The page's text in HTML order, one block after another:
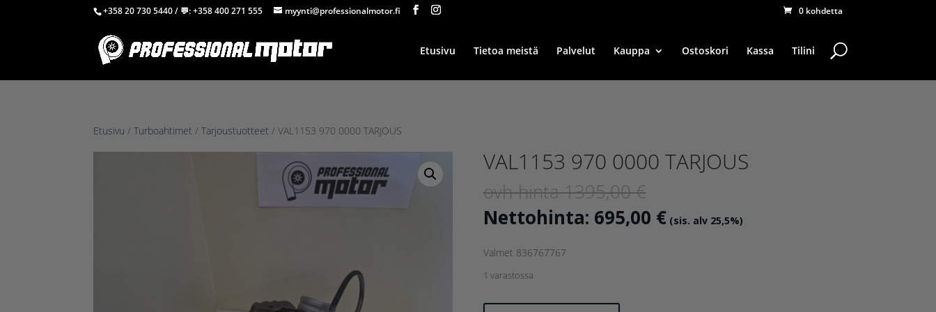
+358 20 730 5440/ 💬:+358 400 271 555 myynti@professionalmotor.fi 0 kohdetta
Etusivu Tietoa meistä Palvelut Kauppa Ostoskori Kassa Tilini
Etusivu /Turboahtimet /Tarjoustuotteet / VAL1153 970 0000 TARJOUS
VAL1153 970 0000 TARJOUS
ovh-hinta1395,00€
hinta
Nettohinta: 695,00 €Nykyinen
(sis. alv 25,5%)
Valmet 836767767
1 varastossa